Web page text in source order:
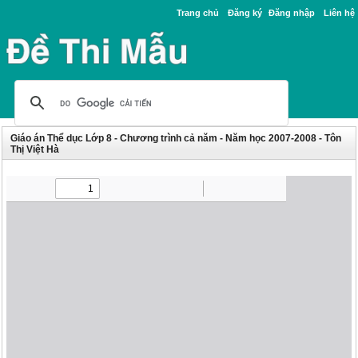
Trang chủ Đăng ký Đăng nhập Liên hệ
Giáo án Thể dục Lớp 8 - Chương trình cả năm - Năm học 2007-2008 - Tôn
Thị Việt Hà